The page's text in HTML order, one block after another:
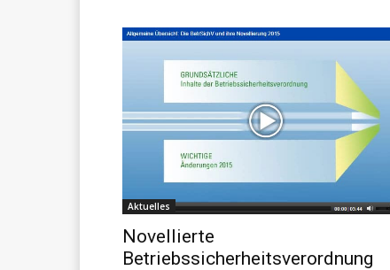
Aktuelles
Novellierte
Betriebssicherheitsverordnung